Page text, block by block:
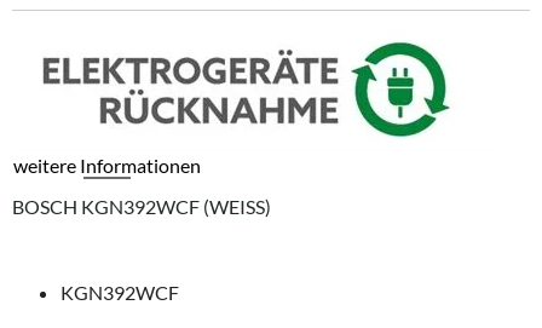
weitere Informationen
BOSCH KGN392WCF (WEISS)
KGN392WCF